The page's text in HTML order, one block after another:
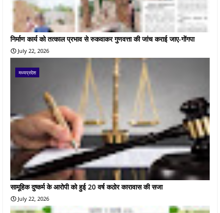
निर्माण कार्य को तत्काल प्रभाव से रुकवाकर गुणवत्ता की जांच कराई जाए-गोंगपा
July 22, 2026
मध्यप्रदेश
सामूहिक दुष्कर्म के आरोपी को हुई 20 वर्ष कठोर कारावास की सजा
July 22, 2026